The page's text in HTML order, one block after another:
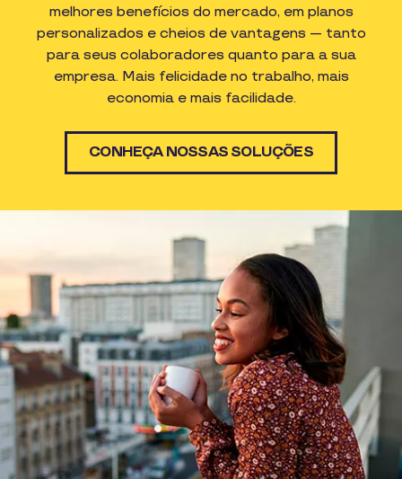
melhores benefícios do mercado, em planos
personalizados e cheios de vantagens — tanto
para seus colaboradores quanto para a sua
empresa. Mais felicidade no trabalho, mais
economia e mais facilidade.
CONHEÇA NOSSAS SOLUÇÕES